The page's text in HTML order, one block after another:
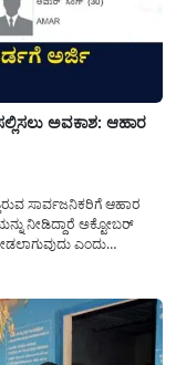
ಅವಕಾಶ: ಆಹಾರ
ಸಾರ್ವಜನಿಕರಿಗೆ ಆಹಾರ
ನೀಡಿದ್ದಾರೆ ಅಕ್ಟೋಬರ್
ಎಂದು